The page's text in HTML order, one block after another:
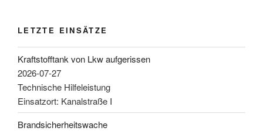
LETZTE EINSÄTZE
Kraftstofftank von Lkw aufgerissen
2026-07-27
Technische Hilfeleistung
Einsatzort: Kanalstraße I
Brandsicherheitswache